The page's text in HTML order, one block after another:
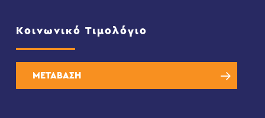
Κοινωνικό Τιμολόγιο
ΜΕΤΑΒΑΣΗ